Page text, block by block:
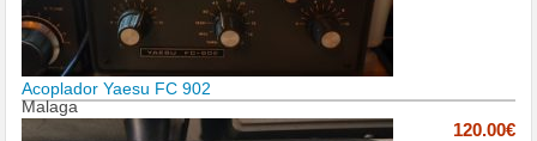
Acoplador Yaesu FC 902
Malaga
120.00€